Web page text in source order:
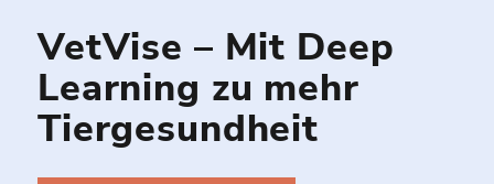
VetVise – Mit Deep
Learning zu mehr
Tiergesundheit